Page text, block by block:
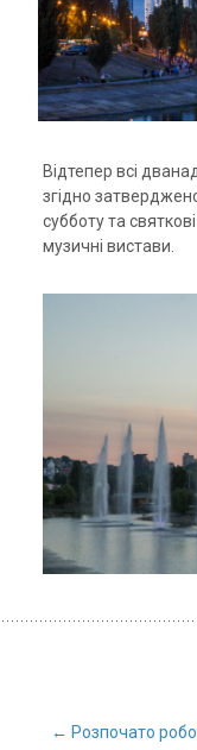
Відтепер всі
згідно
субботу та
музичні вистави.
← Розпочато